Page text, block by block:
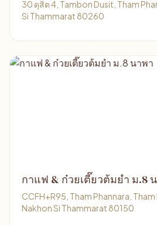
30 ดุสิต 4, Tambon Dusit, Tham
Si Thammarat 80260
กาแฟ & ก๋วยเตี๊ยวต้มยำ ม.8
CCFH+R95, Tham Phannara,
Nakhon Si Thammarat 80150